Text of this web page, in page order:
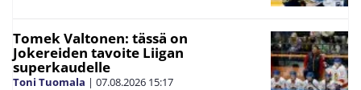
Tomek Valtonen: tässä on
Jokereiden tavoite Liigan
superkaudelle
Toni Tuomala | 07.08.2026 15:17